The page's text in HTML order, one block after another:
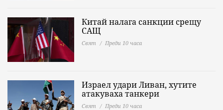
Китай налага санкции срещу
САЩ
Свят Преди 10 часа
Израел удари Ливан, хутите
атакуваха танкери
Свят Преди 10 часа